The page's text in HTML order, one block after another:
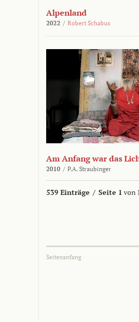
Alpenland
2022 / Robert Schabus
Am Anfang war das
2010 / P.A. Straubinger
539 Einträge / Seite 1 von
Seitenanfang